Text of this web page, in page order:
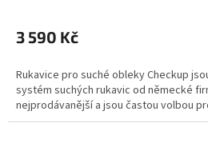
3 590 Kč
Rukavice pro suché obleky Checkup
systém suchých rukavic od německé
nejprodávanější a jsou častou volbou